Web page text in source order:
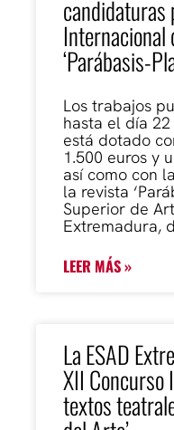
candidaturas
‘Parábasis-
Los trabajos
hasta el día
está dotado
1.500 euros y
así como con
la revista
Superior de
Extremadura,
LEER MÁS »
La ESAD
XII Concurso
textos